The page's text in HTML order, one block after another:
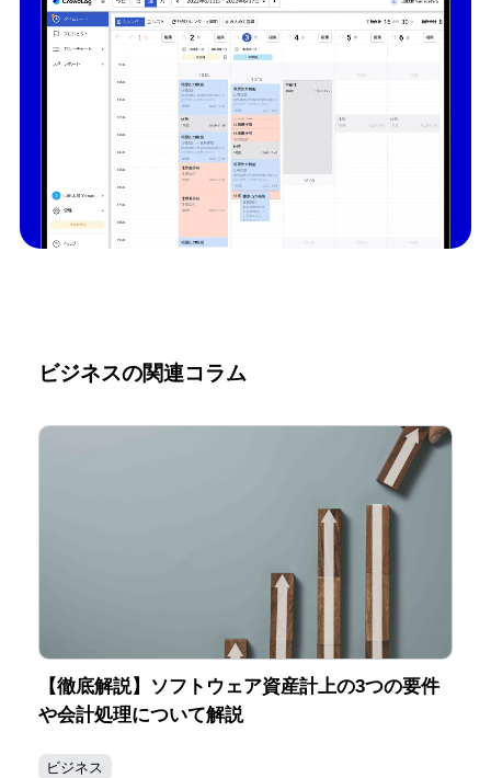
ビジネスの関連コラム
【徹底解説】ソフトウェア資産計上の3つの要件
や会計処理について解説
ビジネス